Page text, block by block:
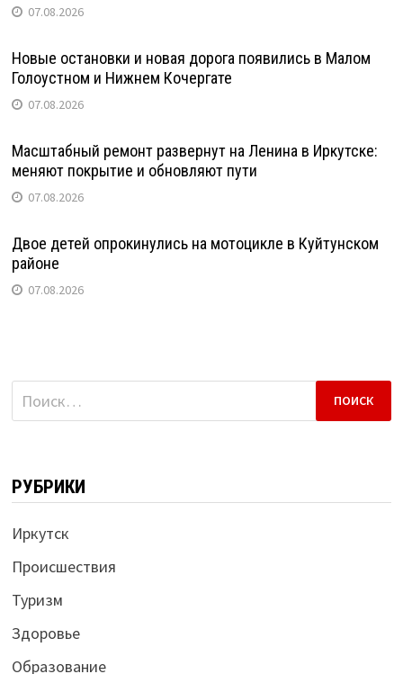
07.08.2026
Новые остановки и новая дорога появились в Малом
Голоустном и Нижнем Кочергате
07.08.2026
Масштабный ремонт развернут на Ленина в Иркутске:
меняют покрытие и обновляют пути
07.08.2026
Двое детей опрокинулись на мотоцикле в Куйтунском
районе
07.08.2026
Найти:
РУБРИКИ
Иркутск
Происшествия
Туризм
Здоровье
Образование